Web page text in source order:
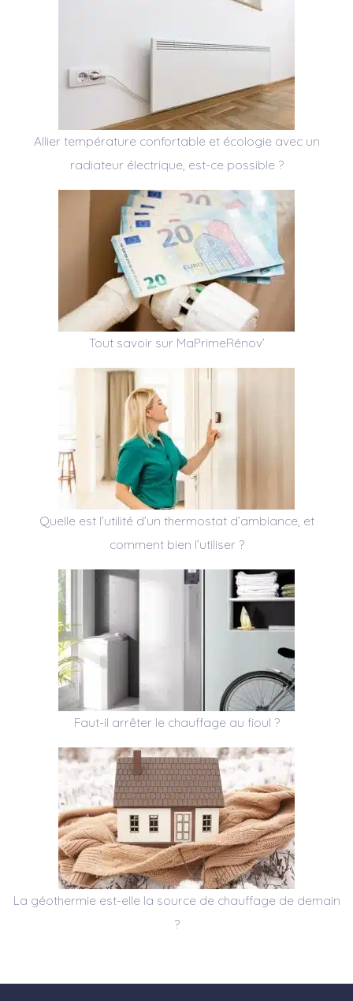
Allier température confortable et écologie avec un
radiateur électrique, est-ce possible ?
Tout savoir sur MaPrimeRénov’
Quelle est l’utilité d’un thermostat d’ambiance, et
comment bien l’utiliser ?
Faut-il arrêter le chauffage au fioul ?
La géothermie est-elle la source de chauffage de demain
?